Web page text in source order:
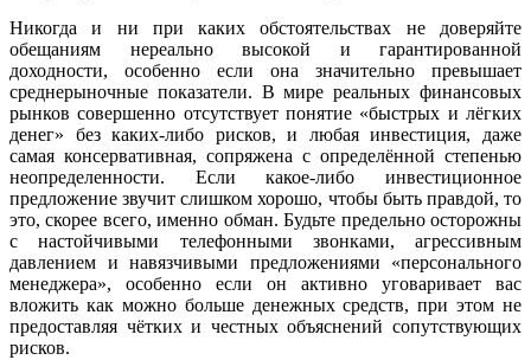
Никогда и ни при каких обстоятельствах не доверяйте
обещаниям нереально высокой и гарантированной
доходности, особенно если она значительно превышает
среднерыночные показатели. В мире реальных финансовых
рынков совершенно отсутствует понятие «быстрых и лёгких
денег» без каких-либо рисков, и любая инвестиция, даже
самая консервативная, сопряжена с определённой степенью
неопределенности. Если какое-либо инвестиционное
предложение звучит слишком хорошо, чтобы быть правдой, то
это, скорее всего, именно обман. Будьте предельно осторожны
с настойчивыми телефонными звонками, агрессивным
давлением и навязчивыми предложениями «персонального
менеджера», особенно если он активно уговаривает вас
вложить как можно больше денежных средств, при этом не
предоставляя чётких и честных объяснений сопутствующих
рисков.